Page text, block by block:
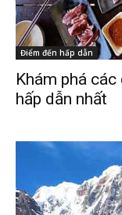
Điểm đến hấp dẫn
Khám phá
hấp dẫn nhất